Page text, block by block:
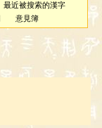
最近被搜索的漢字
意見簿